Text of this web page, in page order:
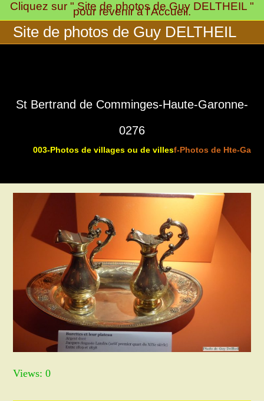
Skip
to
content
Cliquez sur " Site de photos de Guy DELTHEIL "
pour revenir à l'Accueil.
Site de photos de Guy DELTHEIL
St Bertrand de Comminges-Haute-Garonne-
0276
003-Photos de villages ou de villesf-Photos de Hte-
Views: 0